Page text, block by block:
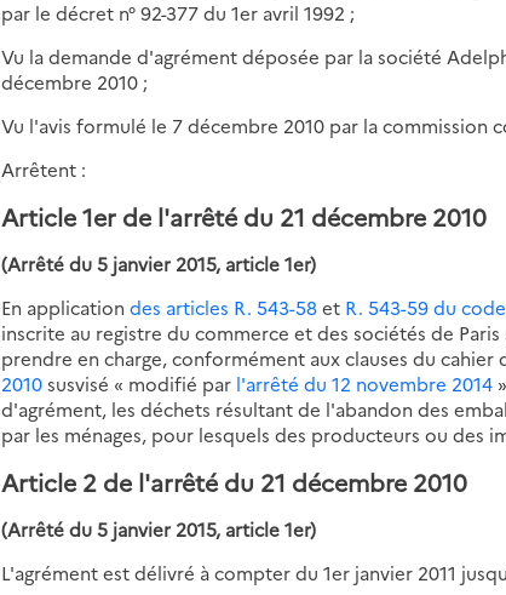
par le décret n° 92-377 du 1er avril 1992 ;
Vu la demande d'agrément déposée par la société
décembre 2010 ;
Vu l'avis formulé le 7 décembre 2010 par la commission
Arrêtent :
Article 1er de l'arrêté du 21 décembre 2010
(Arrêté du 5 janvier 2015, article 1er)
En applicationdes articles R. 543-58et R. 543-59 du
inscrite au registre du commerce et des sociétés de
prendre en charge, conformément aux clauses du cahier
2010susvisé « modifié par l'arrêté du 12 novembre 2014
d'agrément, les déchets résultant de l'abandon des
par les ménages, pour lesquels des producteurs ou des
Article 2 de l'arrêté du 21 décembre 2010
(Arrêté du 5 janvier 2015, article 1er)
L'agrément est délivré à compter du 1er janvier 2011